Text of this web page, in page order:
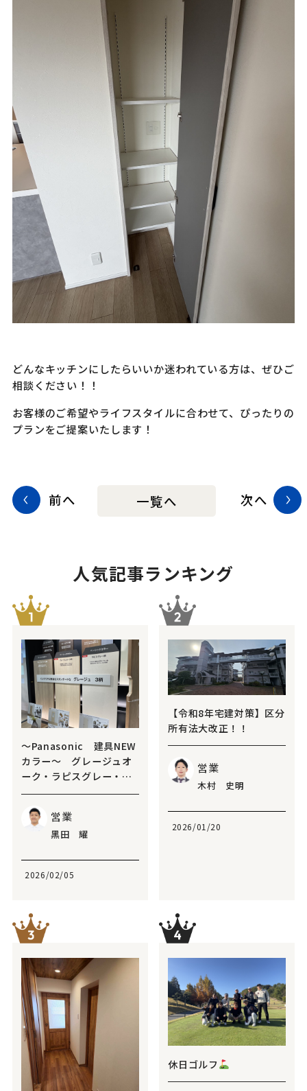
どんなキッチンにしたらいいか迷われている方は、ぜひご
相談ください！！
お客様のご希望やライフスタイルに合わせて、ぴったりの
プランをご提案いたします！
前へ 一覧へ 次へ
人気記事ランキング
～Panasonic 建具NEW
カラー～ グレージュオ
ーク・ラピスグレー・ペ
ールグリーンオーク
営業
黑田 耀
2026/02/05
【令和8年宅建対策】区分
所有法大改正！！
営業
木村 史明
2026/01/20
休日ゴルフ